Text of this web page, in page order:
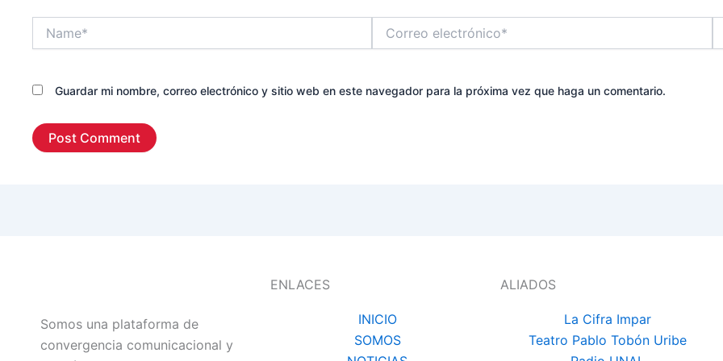
electrónico*
Guardar mi nombre, correo electrónico y sitio web en este navegador para la próxima vez que haga un comentario.
Somos una plataforma de
convergencia comunicacional y
ENLACES
INICIO
SOMOS
ALIADOS
La Cifra Impar
Teatro Pablo Tobón Uribe